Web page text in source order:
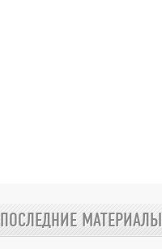
ПОСЛЕДНИЕ МАТЕРИАЛЫ